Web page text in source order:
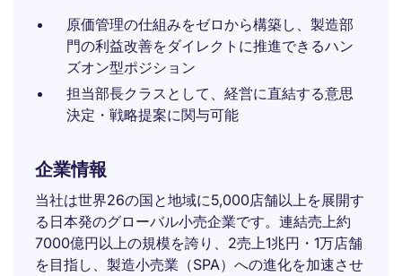
原価管理の仕組みをゼロから構築し、製造部
門の利益改善をダイレクトに推進できるハン
ズオン型ポジション
担当部長クラスとして、経営に直結する意思
決定・戦略提案に関与可能
企業情報
当社は世界26の国と地域に5,000店舗以上を展開す
る日本発のグローバル小売企業です。連結売上約
7000億円以上の規模を誇り、2売上1兆円・1万店舗
を目指し、製造小売業（SPA）への進化を加速させ